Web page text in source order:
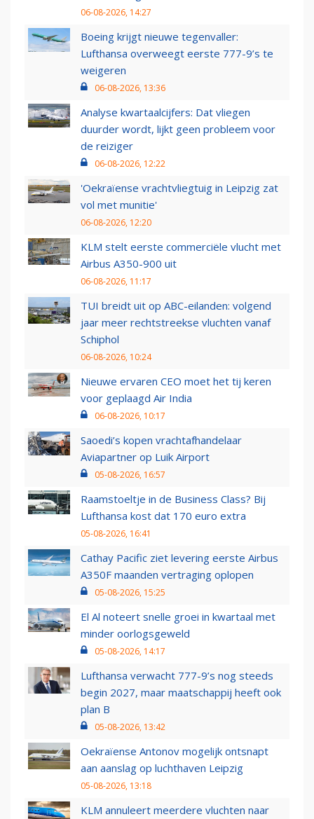
06-08-2026, 14:27
Boeing krijgt nieuwe tegenvaller:
Lufthansa overweegt eerste 777-9’s te
weigeren
06-08-2026, 13:36
Analyse kwartaalcijfers: Dat vliegen
duurder wordt, lijkt geen probleem voor
de reiziger
06-08-2026, 12:22
'Oekraïense vrachtvliegtuig in Leipzig zat
vol met munitie'
06-08-2026, 12:20
KLM stelt eerste commerciële vlucht met
Airbus A350-900 uit
06-08-2026, 11:17
TUI breidt uit op ABC-eilanden: volgend
jaar meer rechtstreekse vluchten vanaf
Schiphol
06-08-2026, 10:24
Nieuwe ervaren CEO moet het tij keren
voor geplaagd Air India
06-08-2026, 10:17
Saoedi’s kopen vrachtafhandelaar
Aviapartner op Luik Airport
05-08-2026, 16:57
Raamstoeltje in de Business Class? Bij
Lufthansa kost dat 170 euro extra
05-08-2026, 16:41
Cathay Pacific ziet levering eerste Airbus
A350F maanden vertraging oplopen
05-08-2026, 15:25
El Al noteert snelle groei in kwartaal met
minder oorlogsgeweld
05-08-2026, 14:17
Lufthansa verwacht 777-9’s nog steeds
begin 2027, maar maatschappij heeft ook
plan B
05-08-2026, 13:42
Oekraïense Antonov mogelijk ontsnapt
aan aanslag op luchthaven Leipzig
05-08-2026, 13:18
KLM annuleert meerdere vluchten naar